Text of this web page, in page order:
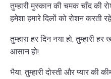
तुम्हारी मुस्कान की चमक चाँद की
हमेशा हमारे दिलों को रोशन करती
तुम्हारा हर दिन नया हो, तुम्हारी हर
आसान हो!
भैया, तुम्हारी दोस्ती और प्यार की